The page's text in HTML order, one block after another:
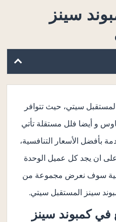
سينز
سيتي، حيث تتوافر
و أيضا فلل مستقلة تأتي
بأفضل الأسعار التنافسية،
ان يجد كل عميل الوحدة
سوف نعرض مجموعة من
سينز المستقبل سيتي.
فيكمبوند سينز